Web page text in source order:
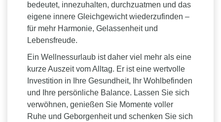
bedeutet, innezuhalten, durchzuatmen und das
eigene innere Gleichgewicht wiederzufinden –
für mehr Harmonie, Gelassenheit und
Lebensfreude.
Ein Wellnessurlaub ist daher viel mehr als eine
kurze Auszeit vom Alltag. Er ist eine wertvolle
Investition in Ihre Gesundheit, Ihr Wohlbefinden
und Ihre persönliche Balance. Lassen Sie sich
verwöhnen, genießen Sie Momente voller
Ruhe und Geborgenheit und schenken Sie sich